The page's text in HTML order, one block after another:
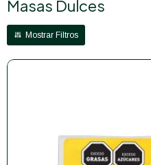
Masas Dulces